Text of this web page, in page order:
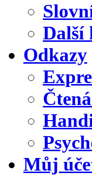
Další
Odkazy
Můj